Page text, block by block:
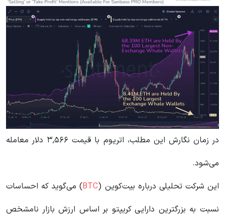
در زمان نگارش این مطلب، اتریوم با قیمت ۳,۵۶۶ دلار معامله
می‌شود.
این شرکت تحلیلی درباره بیت‌کوین (BTC) می‌گوید که احساسات
نسبت به بزرگترین دارایی کریپتو بر اساس ارزش بازار نامشخص